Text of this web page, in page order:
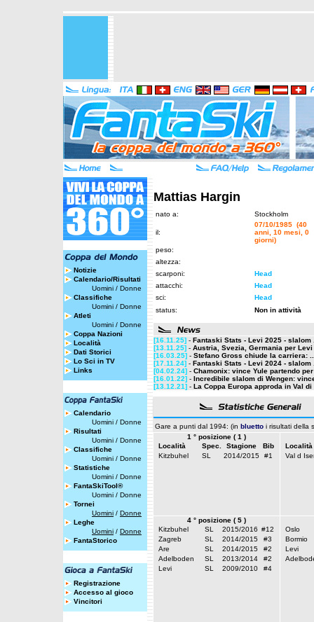
Notizie
Calendario/Risultati
Uomini / Donne
Classifiche
Uomini / Donne
Atleti
Uomini / Donne
Coppa Nazioni
Località
Dati Storici
Lo Sci in TV
Links
Calendario
Uomini / Donne
Risultati
Uomini / Donne
Classifiche
Uomini / Donne
Statistiche
Uomini / Donne
FantaSkiTool®
Uomini / Donne
Tornei
Uomini / Donne
Leghe
Uomini / Donne
FantaStorico
Registrazione
Accesso al gioco
Vincitori
Mattias Hargin
nato a: Stockholm
il:
07/10/1985 (40
anni, 10 mesi, 0
giorni)
peso:
altezza:
scarponi:
Head
attacchi:
Head
sci:
Head
status:
Non in attività
[16.11.25] - Fantaski Stats - Levi 2025 - slalom
[13.11.25] - Austria, Svezia, Germania per Levi
[16.03.25] - Stefano Gross chiude la carriera: ..
[17.11.24] - Fantaski Stats - Levi 2024 - slalom
[04.02.24] - Chamonix: vince Yule partendo
[16.01.22] - Incredibile slalom di Wengen:
[13.12.21] - La Coppa Europa approda in Val di
Gare a punti dal 1994: (in bluetto i risultati della
1 ° posizione ( 1 )
Località
Spec. Stagione
Bib
Kitzbuhel
SL 2014/2015 #1
Località
Val d
4 ° posizione ( 5 )
Kitzbuhel
SL 2015/2016 #12
Zagreb
SL 2014/2015
#3
Are
SL 2014/2015
#2
Adelboden
SL 2013/2014
#2
Levi
SL 2009/2010 #4
Oslo
Bormio
Levi